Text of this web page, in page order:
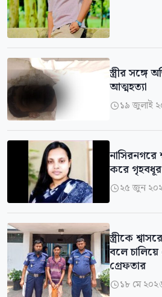
স্ত্রীর সঙ্গে
আত্মহত্যা
১৯ জুলাই
নাসিরনগরে
করে
২৫ জুন
স্ত্রীকে
বলে চালিয়ে
গ্রেফতার
১৮ মে